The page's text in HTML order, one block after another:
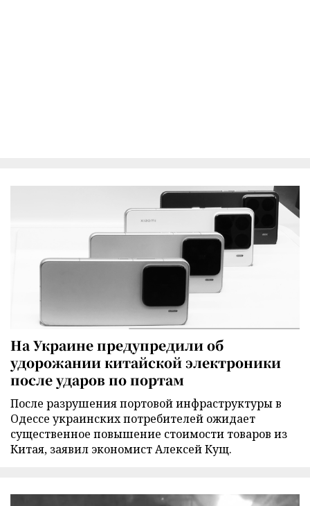
На Украине предупредили об
удорожании китайской электроники
после ударов по портам
После разрушения портовой инфраструктуры в
Одессе украинских потребителей ожидает
существенное повышение стоимости товаров из
Китая, заявил экономист Алексей Кущ.